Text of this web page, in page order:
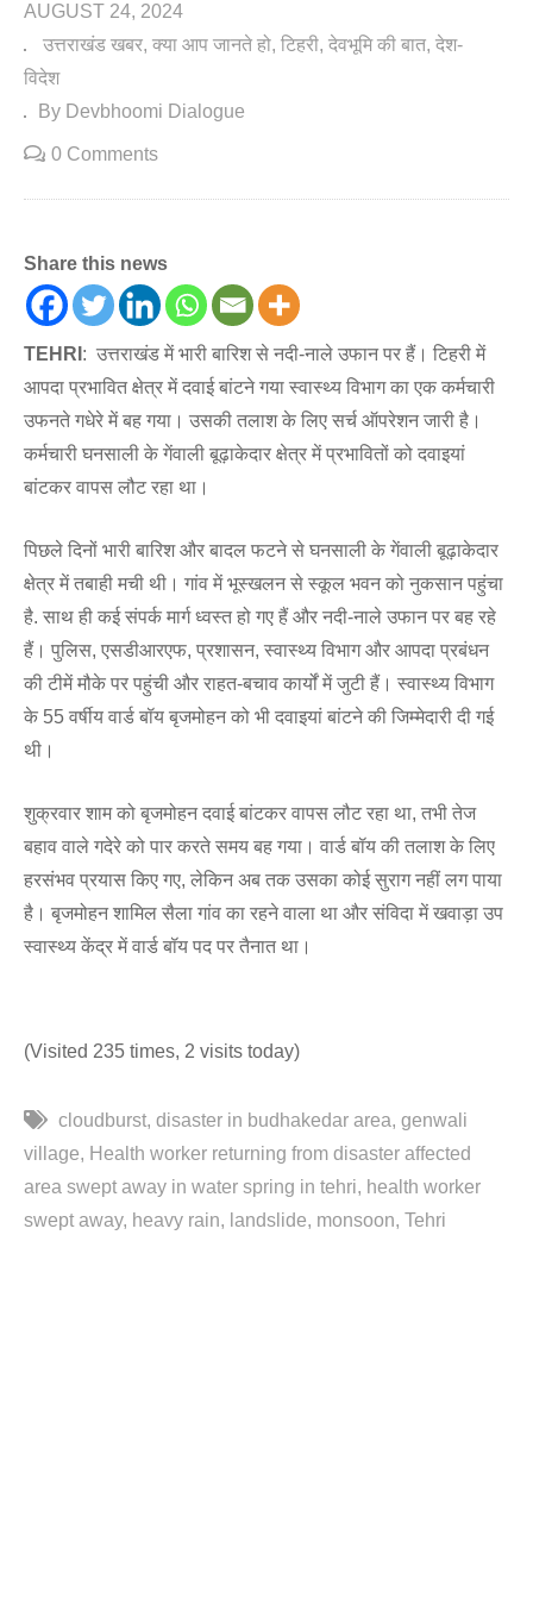
AUGUST 24, 2024
उत्तराखंड खबर क्या आप जानते हो टिहरी देवभूमि की बात देश-
विदेश
By Devbhoomi Dialogue
0 Comments
Share this news
TEHRI : उत्तराखंड में भारी बारिश से नदी-नाले उफान पर हैं। टिहरी में
आपदा प्रभावित क्षेत्र में दवाई बांटने गया स्वास्थ्य विभाग का एक कर्मचारी
उफनते गधेरे में बह गया। उसकी तलाश के लिए सर्च ऑपरेशन जारी है।
कर्मचारी घनसाली के गेंवाली बूढ़ाकेदार क्षेत्र में प्रभावितों को दवाइयां
बांटकर वापस लौट रहा था।
पिछले दिनों भारी बारिश और बादल फटने से घनसाली के गेंवाली बूढ़ाकेदार
क्षेत्र में तबाही मची थी। गांव में भूस्खलन से स्कूल भवन को नुकसान पहुंचा
है. साथ ही कई संपर्क मार्ग ध्वस्त हो गए हैं और नदी-नाले उफान पर बह रहे
हैं। पुलिस, एसडीआरएफ, प्रशासन, स्वास्थ्य विभाग और आपदा प्रबंधन
की टीमें मौके पर पहुंची और राहत-बचाव कार्यों में जुटी हैं। स्वास्थ्य विभाग
के 55 वर्षीय वार्ड बॉय बृजमोहन को भी दवाइयां बांटने की जिम्मेदारी दी गई
थी।
शुक्रवार शाम को बृजमोहन दवाई बांटकर वापस लौट रहा था, तभी तेज
बहाव वाले गदेरे को पार करते समय बह गया। वार्ड बॉय की तलाश के लिए
हरसंभव प्रयास किए गए, लेकिन अब तक उसका कोई सुराग नहीं लग पाया
है। बृजमोहन शामिल सैला गांव का रहने वाला था और संविदा में खवाड़ा उप
स्वास्थ्य केंद्र में वार्ड बॉय पद पर तैनात था।
(Visited 235 times, 2 visits today)
cloudburst disaster in budhakedar area genwali
village
Health worker returning from disaster affected
area swept away in water spring in tehri
health worker
swept away heavy rain landslide monsoon Tehri